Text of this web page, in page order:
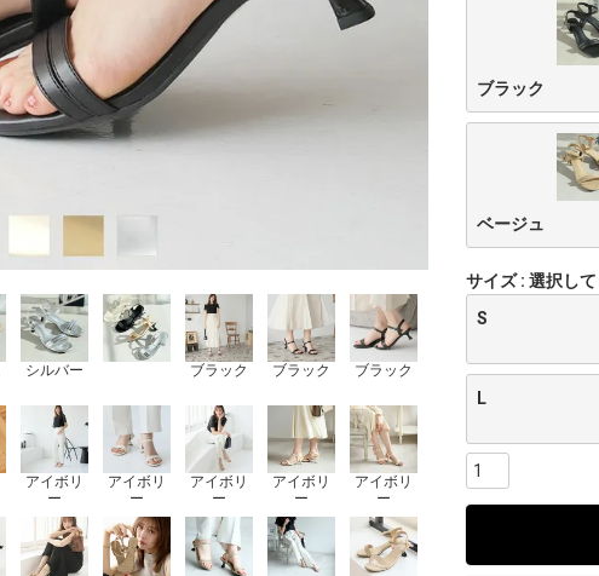
シルバー ブラック ブラック ブラック
アイボリ
ー
アイボリ
ー
アイボリ
ー
アイボリ
ー
アイボリ
ー
ブラック
ベージュ
サイズ
選択し
S
L